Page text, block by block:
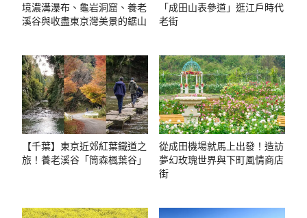
境濃溝瀑布、龜岩洞窟、養老
溪谷與收盡東京灣美景的鋸山
「成田山表參道」逛江戶時代
老街
【千葉】東京近郊紅葉鐵道之
旅！養老溪谷「筒森楓葉谷」
從成田機場就馬上出發！造訪
夢幻玫瑰世界與下町風情商店
街